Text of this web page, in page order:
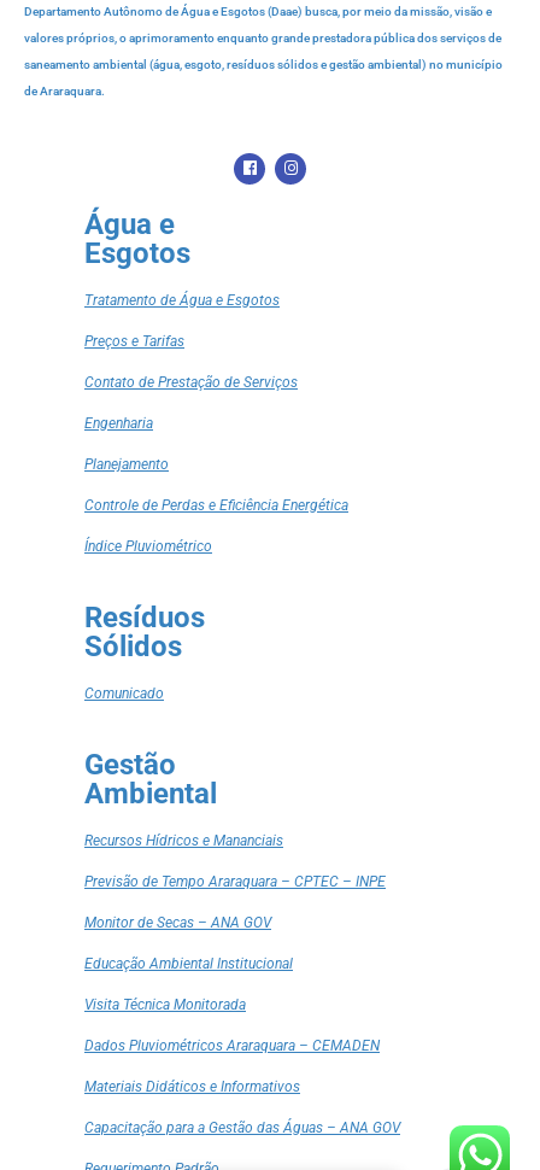
Departamento Autônomo de Água e Esgotos (Daae) busca, por meio da missão, visão e
valores próprios, o aprimoramento enquanto grande prestadora pública dos serviços de
saneamento ambiental (água, esgoto, resíduos sólidos e gestão ambiental) no município
de Araraquara.
Água e
Esgotos
Tratamento de Água e Esgotos
Preços e Tarifas
Contato de Prestação de Serviços
Engenharia
Planejamento
Controle de Perdas e Eficiência Energética
Índice Pluviométrico
Resíduos
Sólidos
Comunicado
Gestão
Ambiental
Recursos Hídricos e Mananciais
Previsão de Tempo Araraquara – CPTEC – INPE
Monitor de Secas – ANA GOV
Educação Ambiental Institucional
Visita Técnica Monitorada
Dados Pluviométricos Araraquara – CEMADEN
Materiais Didáticos e Informativos
Capacitação para a Gestão das Águas – ANA GOV